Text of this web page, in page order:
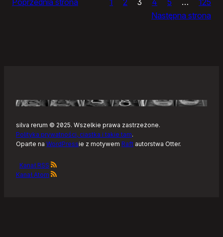
Następna strona
silva rerum © 2025. Wszelkie prawa zastrzeżone.
Polityka prywatności, ciastka i takie tam.
Oparte na WordPressie z motywem Raft autorstwa Otter.
Kanał RSS
Kanał Atom